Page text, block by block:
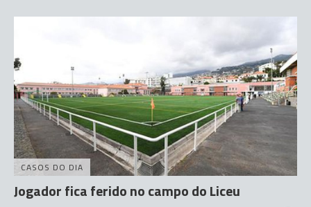
CASOS DO DIA
Jogador fica ferido no campo do Liceu